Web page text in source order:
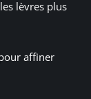
lèvres plus
affiner